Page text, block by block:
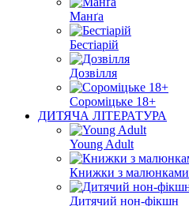
Манґа
Бестіарій
Дозвілля
Сороміцьке 18+
ДИТЯЧА ЛІТЕРАТУРА
Young Adult
Книжки з малюнками
Дитячий нон-фікшн